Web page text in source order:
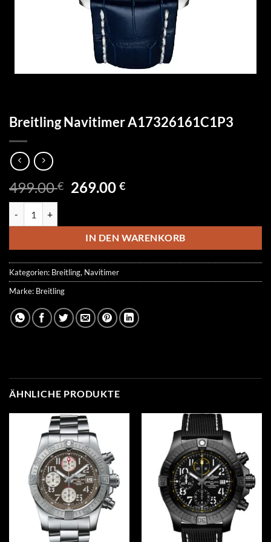
Breitling Navitimer A17326161C1P3
499.00€ Ursprünglicher
499.00 €
269.00€Aktueller
269.00 €.
IN DEN WARENKORB
Kategorien: Breitling, Navitimer
Marke: Breitling
ÄHNLICHE PRODUKTE